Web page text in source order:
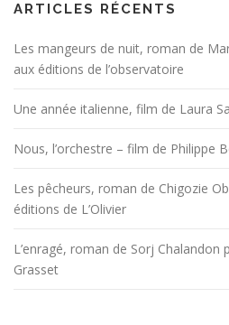
ARTICLES RÉCENTS
Les mangeurs de nuit, roman de
aux éditions de l’observatoire
Une année italienne, film de Laura
Nous, l’orchestre – film de Philippe
Les pêcheurs, roman de Chigozie
éditions de L’Olivier
L’enragé, roman de Sorj Chalandon
Grasset